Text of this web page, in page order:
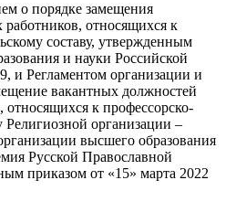
о порядке замещения
работников, относящихся к
составу, утвержденным
и науки Российской
и Регламентом организации и
вакантных должностей
относящихся к профессорско-
Религиозной организации –
высшего образования
Русской Православной
приказом от «15» марта 2022